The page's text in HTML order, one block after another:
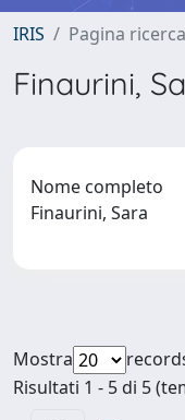
IRIS Pagina
Finaurini,
Nome completo
Finaurini, Sara
Mostra
Risultati 1 - 5 di 5